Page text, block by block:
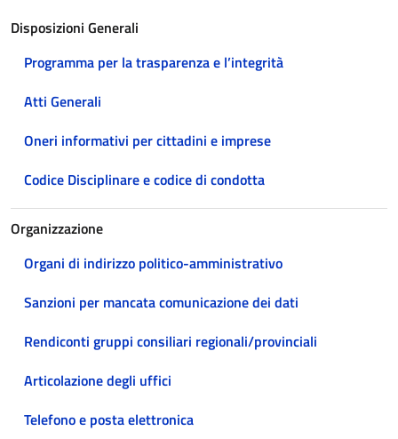
Disposizioni Generali
Programma per la trasparenza e l’integrità
Atti Generali
Oneri informativi per cittadini e imprese
Codice Disciplinare e codice di condotta
Organizzazione
Organi di indirizzo politico-amministrativo
Sanzioni per mancata comunicazione dei dati
Rendiconti gruppi consiliari regionali/provinciali
Articolazione degli uffici
Telefono e posta elettronica